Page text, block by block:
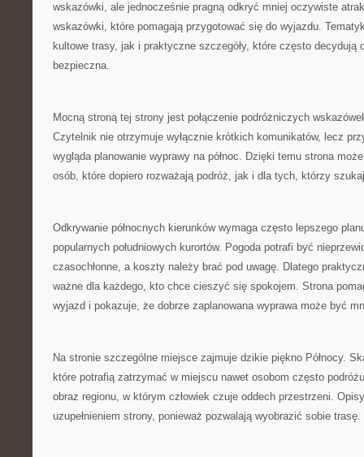
wskazówki, ale jednocześnie pragną odkryć mniej oczywiste
wskazówki, które pomagają przygotować się do wyjazdu.
kultowe trasy, jak i praktyczne szczegóły, które często
bezpieczna.
Mocną stroną tej strony jest połączenie podróżniczych
Czytelnik nie otrzymuje wyłącznie krótkich komunikatów, lecz
wygląda planowanie wyprawy na północ. Dzięki temu strona
osób, które dopiero rozważają podróż, jak i dla tych, którzy
Odkrywanie północnych kierunków wymaga często lepszego
popularnych południowych kurortów. Pogoda potrafi być
czasochłonne, a koszty należy brać pod uwagę. Dlatego
ważne dla każdego, kto chce cieszyć się spokojem. Strona
wyjazd i pokazuje, że dobrze zaplanowana wyprawa może być
Na stronie szczególne miejsce zajmuje dzikie piękno Północy.
które potrafią zatrzymać w miejscu nawet osobom często
obraz regionu, w którym człowiek czuje oddech przestrzeni.
uzupełnieniem strony, ponieważ pozwalają wyobrazić sobie trasę.